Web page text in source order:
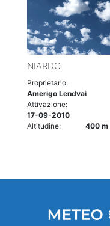
NIARDO
Proprietario:
Amerigo Lendvai
Attivazione:
17-09-2010
Altitudine:
400 m